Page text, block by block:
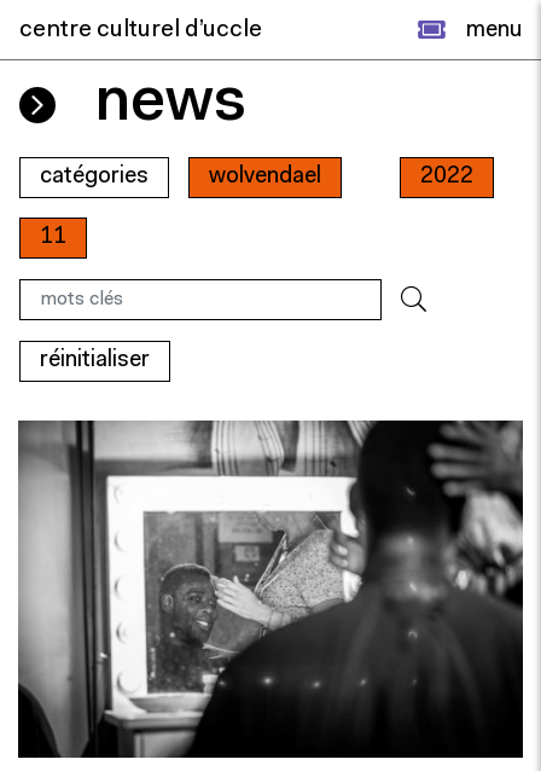
centre culturel d’uccle menu
news
catégories wolvendael 2022
11
réinitialiser